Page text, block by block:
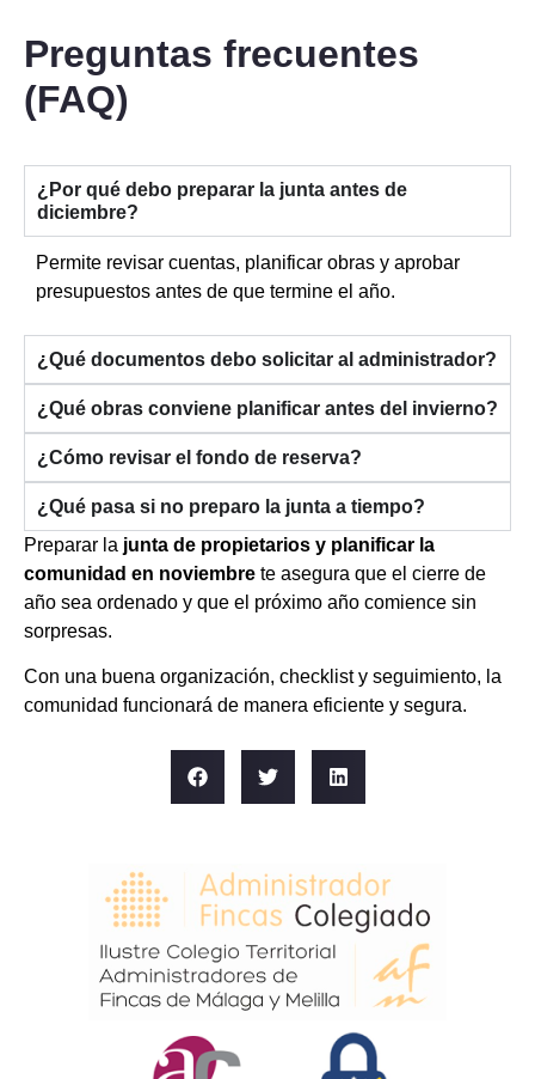
Preguntas frecuentes
(FAQ)
¿Por qué debo preparar la junta antes de
diciembre?
Permite revisar cuentas, planificar obras y aprobar
presupuestos antes de que termine el año.
¿Qué documentos debo solicitar al administrador?
¿Qué obras conviene planificar antes del invierno?
¿Cómo revisar el fondo de reserva?
¿Qué pasa si no preparo la junta a tiempo?
Preparar la junta de propietarios y planificar la
comunidad en noviembre te asegura que el cierre de
año sea ordenado y que el próximo año comience sin
sorpresas.
Con una buena organización, checklist y seguimiento, la
comunidad funcionará de manera eficiente y segura.